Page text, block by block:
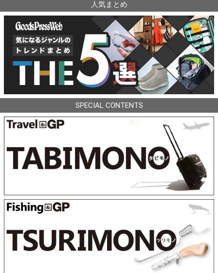
人気まとめ
SPECIAL CONTENTS